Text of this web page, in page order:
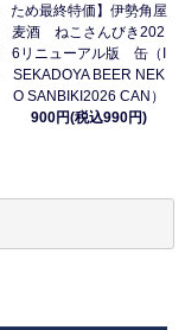
ため最終特価】伊勢角屋
麦酒 ねこさんびき202
6リニューアル版 缶（I
SEKADOYA BEER NEK
O SANBIKI2026 CAN）
900円(税込990円)